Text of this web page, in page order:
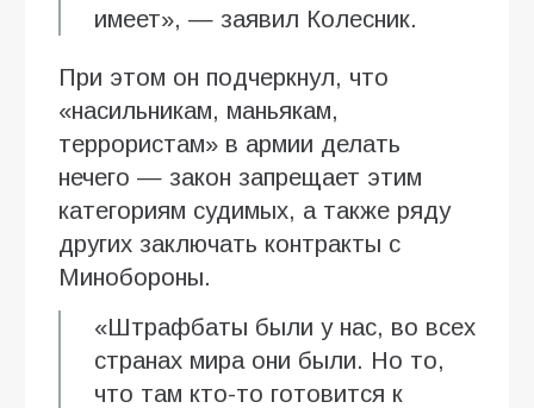
имеет», — заявил Колесник.
При этом он подчеркнул, что
«насильникам, маньякам,
террористам» в армии делать
нечего — закон запрещает этим
категориям судимых, а также ряду
других заключать контракты с
Минобороны.
«Штрафбаты были у нас, во всех
странах мира они были. Но то,
что там кто-то готовится к